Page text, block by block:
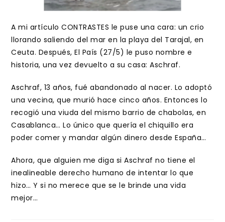
A mi artículo CONTRASTES le puse una cara: un crio
llorando saliendo del mar en la playa del Tarajal, en
Ceuta. Después, El País (27/5) le puso nombre e
historia, una vez devuelto a su casa: Aschraf.
Aschraf, 13 años, fué abandonado al nacer. Lo adoptó
una vecina, que murió hace cinco años. Entonces lo
recogió una viuda del mismo barrio de chabolas, en
Casablanca… Lo único que quería el chiquillo era
poder comer y mandar algún dinero desde España…
Ahora, que alguien me diga si Aschraf no tiene el
inealineable derecho humano de intentar lo que
hizo… Y si no merece que se le brinde una vida
mejor…